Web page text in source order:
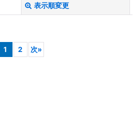
表示順変更
1 2 次»